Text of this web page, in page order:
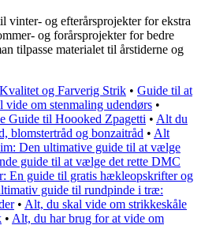
og efterårsprojekter for ekstra
og forårsprojekter for bedre
tilpasse materialet til årstiderne og
og Farverig Strik • Guide til at
vide om stenmaling udendørs •
Guide til Hoooked Zpagetti • Alt du
blomstertråd og bonzaitråd • Alt
Den ultimative guide til at vælge
guide til at vælge det rette DMC
En guide til gratis hækleopskrifter og
guide til rundpinde i træ:
• Alt, du skal vide om strikkeskåle
• Alt, du har brug for at vide om